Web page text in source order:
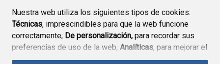
Nuestra web utiliza los siguientes tipos de cookies:
Técnicas, imprescindibles para que la web funcione
correctamente; De personalización, para recordar sus
preferencias de uso de la web; Analíticas, para mejorar el
funcionamiento de la web y sus servicios.